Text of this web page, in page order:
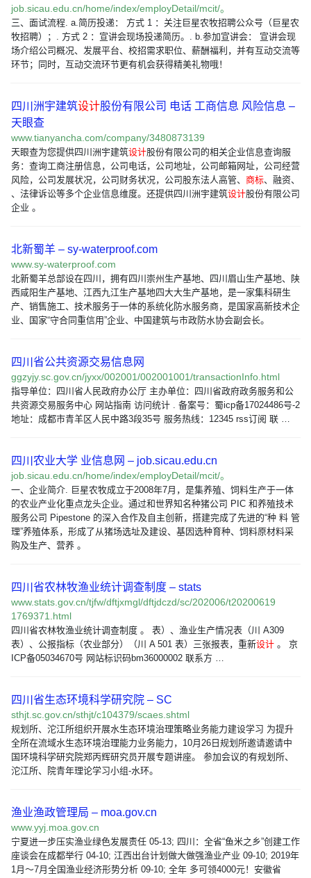
job.sicau.edu.cn/home/index/employDetail/mcit/。
三、面试流程. a.简历投递： 方式 1 ：关注巨星农牧招聘公众号（巨星农
牧招聘）；. 方式 2 ：宣讲会现场投递简历。. b.参加宣讲会： 宣讲会现
场介绍公司概况、发展平台、校招需求职位、薪酬福利，并有互动交流等
环节；同时，互动交流环节更有机会获得精美礼物哦！
四川洲宇建筑设计股份有限公司 电话 工商信息 风险信息 –
天眼查
www.tianyancha.com/company/3480873139
天眼查为您提供四川洲宇建筑设计股份有限公司的相关企业信息查询服
务：查询工商注册信息，公司电话，公司地址，公司邮箱网址，公司经营
风险，公司发展状况，公司财务状况，公司股东法人高管、 商标、融资、
、法律诉讼等多个企业信息维度。还提供四川洲宇建筑设计股份有限公司
企业 。
北新蜀羊 – sy-waterproof.com
www.sy-waterproof.com
北新蜀羊总部设在四川，拥有四川崇州生产基地、四川眉山生产基地、陕
西咸阳生产基地、江西九江生产基地四大大生产基地，是一家集科研生
产、销售施工、技术服务于一体的系统化防水服务商，是国家高新技术企
业、国家“守合同重信用”企业、中国建筑与市政防水协会副会长。
四川省公共资源交易信息网
ggzyjy.sc.gov.cn/jyxx/002001/002001001/transactionInfo.html
指导单位：四川省人民政府办公厅 主办单位：四川省政府政务服务和公
共资源交易服务中心 网站指南 访问统计 . 备案号：蜀icp备17024486号-2
地址：成都市青羊区人民中路3段35号 服务热线：12345 rss订阅 联 …
四川农业大学 业信息网 – job.sicau.edu.cn
job.sicau.edu.cn/home/index/employDetail/mcit/。
一、企业简介. 巨星农牧成立于2008年7月，是集养殖、饲料生产于一体
的农业产业化重点龙头企业。通过和世界知名种猪公司 PIC 和养殖技术
服务公司 Pipestone 的深入合作及自主创新，搭建完成了先进的“种 料 管
理”养殖体系，形成了从猪场选址及建设、基因选种育种、饲料原材料采
购及生产、营养 。
四川省农林牧渔业统计调查制度 – stats
www.stats.gov.cn/tjfw/dftjxmgl/dftjdczd/sc/202006/t20200619
1769371.html
四川省农林牧渔业统计调查制度 。 表）、渔业生产情况表（川 A309
表）、公报指标（农业部分）（川 A 501 表）三张报表，重新设计 。 京
ICP备05034670号 网站标识码bm36000002 联系方 …
四川省生态环境科学研究院 – SC
sthjt.sc.gov.cn/sthjt/c104379/scaes.shtml
规划所、沱江所组织开展水生态环境治理策略业务能力建设学习 为提升
全所在流域水生态环境治理能力业务能力，10月26日规划所邀请邀请中
国环境科学研究院郑丙辉研究员开展专题讲座。 参加会议的有规划所、
沱江所、院青年理论学习小组-水环。
渔业渔政管理局 – moa.gov.cn
www.yyj.moa.gov.cn
宁夏进一步压实渔业绿色发展责任 05-13; 四川：全省“鱼米之乡”创建工作
座谈会在成都举行 04-10; 江西出台计划做大做强渔业产业 09-10; 2019年
1月～7月全国渔业经济形势分析 09-10; 全年 多可领4000元！安徽省